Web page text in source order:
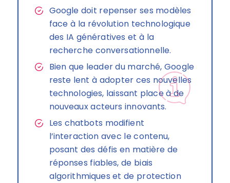
Google doit repenser ses modèles
face à la révolution technologique
des IA génératives et à la
recherche conversationnelle.
Bien que leader du marché, Google
reste lent à adopter ces nouvelles
technologies, laissant place à de
nouveaux acteurs innovants.
Les chatbots modifient
l’interaction avec le contenu,
posant des défis en matière de
réponses fiables, de biais
algorithmiques et de protection